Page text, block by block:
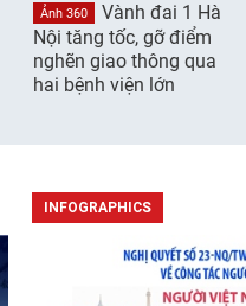
Ảnh 360
Vành đai 1 Hà
Nội tăng tốc, gỡ điểm
nghẽn giao thông qua
hai bệnh viện lớn
INFOGRAPHICS